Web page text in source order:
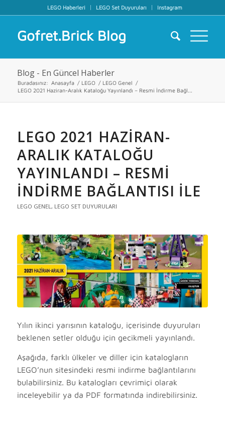
LEGO Haberleri LEGO Set Duyuruları Instagram
Gofret.Brick Blog
Blog - En Güncel Haberler
Buradasınız: Anasayfa / LEGO / LEGO Genel
/
LEGO 2021 Haziran-Aralık Kataloğu Yayınlandı – Resmi İndirme Bağl...
LEGO 2021 HAZIRAN-
ARALIK KATALOĞU
YAYINLANDI – RESMI
İNDIRME BAĞLANTISI İLE
LEGO GENEL, LEGO SET DUYURULARI
Yılın ikinci yarısının kataloğu, içerisinde duyuruları
beklenen setler olduğu için gecikmeli yayınlandı.
Aşağıda, farklı ülkeler ve diller için katalogların
LEGO’nun sitesindeki resmi indirme bağlantılarını
bulabilirsiniz. Bu katalogları çevrimiçi olarak
inceleyebilir ya da PDF formatında indirebilirsiniz.